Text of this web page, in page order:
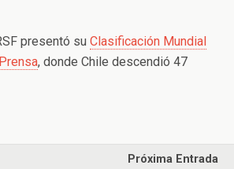
presentó su Clasificación Mundial
, donde Chile descendió 47
Próxima Entrada